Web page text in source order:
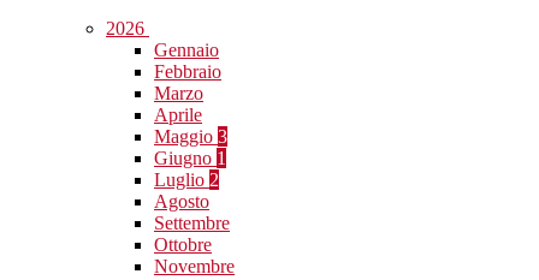
2026
Gennaio
Febbraio
Marzo
Aprile
Maggio 3
Giugno 1
Luglio 2
Agosto
Settembre
Ottobre
Novembre